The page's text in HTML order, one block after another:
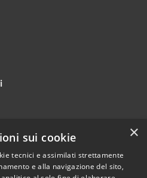
Copyright © 2025
Autorità di
Sistema Portuale
×
sui cookie
tecnici e assimilati strettamente
e alla navigazione del sito,